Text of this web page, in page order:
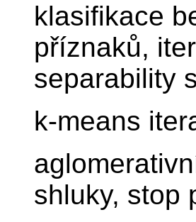
klasifikace
příznaků,
separability
k-means
shluky, stop